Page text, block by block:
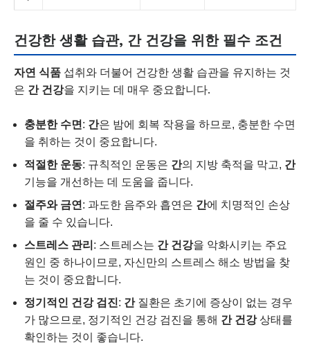
건강한 생활 습관, 간 건강을 위한 필수 조건
자연 식품 섭취와 더불어 건강한 생활 습관을 유지하는 것
은 간 건강을 지키는 데 매우 중요합니다.
충분한 수면 : 간은 밤에 회복 작용을 하므로, 충분한 수면
을 취하는 것이 중요합니다.
적절한 운동: 규칙적인 운동은 간의 지방 축적을 막고, 간
기능을 개선하는 데 도움을 줍니다.
절주와 금연 : 과도한 음주와 흡연은 간에 치명적인 손상
을 줄 수 있습니다.
스트레스 관리 : 스트레스는 간 건강을 악화시키는 주요
원인 중 하나이므로, 자신만의 스트레스 해소 방법을 찾
는 것이 중요합니다.
정기적인 건강 검진: 간질환은 초기에 증상이 없는 경우
가 많으므로, 정기적인 건강 검진을 통해 간 건강상태를
확인하는 것이 좋습니다.